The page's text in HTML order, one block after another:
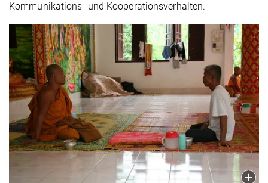
Kommunikations- und Kooperationsverhalten.